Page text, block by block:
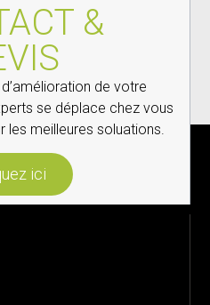
&
de votre
se déplace chez vous
les meilleures soluations.
ici